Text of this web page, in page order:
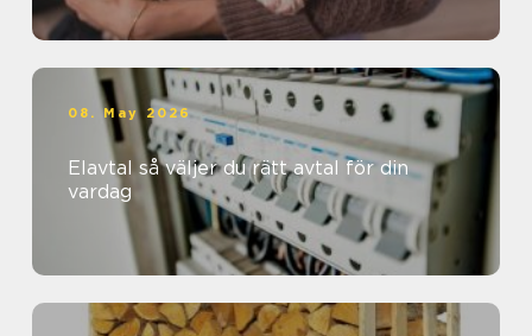
08. May 2026
Elavtal så väljer du rätt avtal för din
vardag